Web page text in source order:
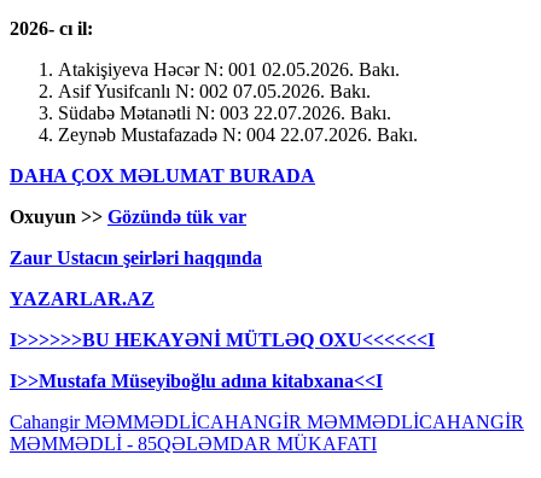
2026- cı il:
Atakişiyeva Həcər N: 001 02.05.2026. Bakı.
Asif Yusifcanlı N: 002 07.05.2026. Bakı.
Südabə Mətanətli N: 003 22.07.2026. Bakı.
Zeynəb Mustafazadə N: 004 22.07.2026. Bakı.
DAHA ÇOX MƏLUMAT BURADA
Oxuyun >> Gözündə tük var
Zaur Ustacın şeirləri haqqında
YAZARLAR.AZ
I>>>>>>BU HEKAYƏNİ MÜTLƏQ OXU<<<<<<I
I>>Mustafa Müseyiboğlu adına kitabxana<<I
Cahangir MƏMMƏDLİCAHANGİR MƏMMƏDLİCAHANGİR
MƏMMƏDLİ - 85QƏLƏMDAR MÜKAFATI